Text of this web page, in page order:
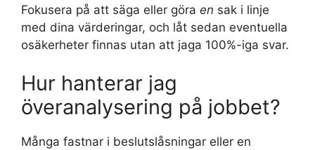
Fokusera på att säga eller göra en sak i linje
med dina värderingar, och låt sedan eventuella
osäkerheter finnas utan att jaga 100%-iga svar.
Hur hanterar jag
överanalysering på jobbet?
Många fastnar i beslutslåsningar eller en